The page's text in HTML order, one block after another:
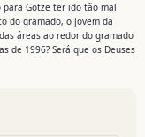
para Götze ter ido tão mal
do gramado, o jovem da
áreas ao redor do gramado
de 1996? Será que os Deuses